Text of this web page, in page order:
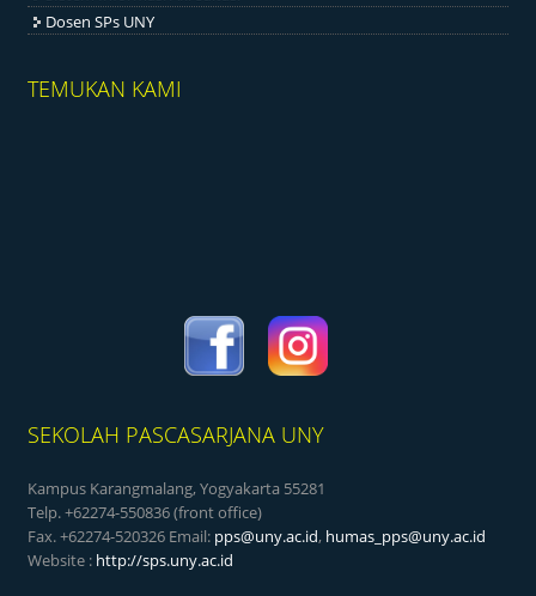
Dosen SPs UNY
TEMUKAN KAMI
SEKOLAH PASCASARJANA UNY
Kampus Karangmalang, Yogyakarta 55281
Telp. +62274-550836 (front office)
Fax. +62274-520326 Email: pps@uny.ac.id, humas_pps@uny.ac.id
Website : http://sps.uny.ac.id